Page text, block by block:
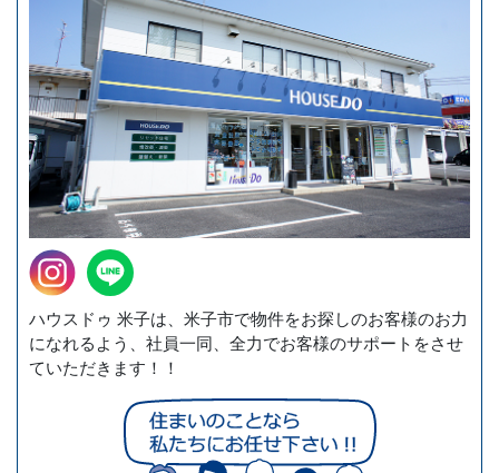
ハウスドゥ 米子は、米子市で物件をお探しのお客様のお力
になれるよう、社員一同、全力でお客様のサポートをさせ
ていただきます！！